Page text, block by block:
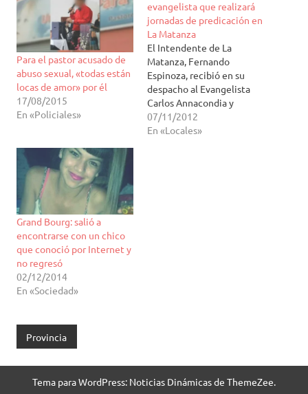
Para el pastor acusado de
abuso sexual, «todas están
locas de amor» por él
17/08/2015
En «Policiales»
evangelista que realizará
jornadas de predicación en
La Matanza
El Intendente de La
Matanza, Fernando
Espinoza, recibió en su
despacho al Evangelista
Carlos Annacondia y
conversó con el acerca de
las diez jornadas de
07/11/2012
En «Locales»
Grand Bourg: salió a
encontrarse con un chico
que conoció por Internet y
no regresó
02/12/2014
En «Sociedad»
Provincia
Tema para WordPress: Noticias Dinámicas de ThemeZee.